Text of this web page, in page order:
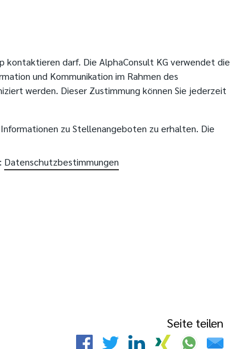
kontaktieren darf. Die AlphaConsult KG verwendet die
und Kommunikation im Rahmen des
werden. Dieser Zustimmung können Sie jederzeit
zu Stellenangeboten zu erhalten. Die
Datenschutzbestimmungen
Seite teilen